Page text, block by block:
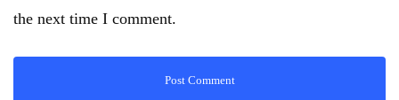
the next time I comment.